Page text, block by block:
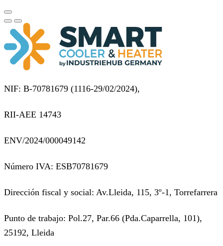
NIF: B-70781679 (1116-29/02/2024),
RII-AEE 14743
ENV/2024/000049142
Número IVA: ESB70781679
Dirección fiscal y social: Av.Lleida, 115, 3º-1, Torrefarrera
Punto de trabajo: Pol.27, Par.66 (Pda.Caparrella, 101),
25192, Lleida